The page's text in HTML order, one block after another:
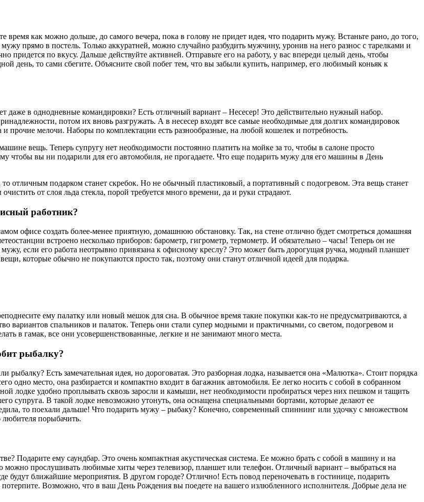
время как можно дольше, до самого вечера, пока в голову не придет идея, что подарить мужу. Встаньте рано, до того,
прямо в постель. Только аккуратней, можно случайно разбудить мужчину, уронив на него разнос с тарелками и
придется по вкусу. Дальше действуйте активней. Отправьте его на работу, у вас впереди целый день, чтобы
день, то сами сбегите. Объясните свой побег тем, что вы забыли купить, например, его любимый коньяк к
даже в однодневные командировки? Есть отличный вариант – Несесер! Это действительно нужный набор.
потом их вновь разгружать. А в несесер входят все самые необходимые для долгих командировок
и прочие мелочи. Наборы по комплектации есть разнообразные, на любой кошелек и потребность.
вещь. Теперь супругу нет необходимости постоянно платить на мойке за то, чтобы в салоне просто
чтобы вы ни подарили для его автомобиля, не прогадаете. Что еще подарить мужу для его машины в День
отличным подарком станет скребок. Но не обычный пластиковый, а портативный с подогревом. Эта вещь станет
от слоя льда стекла, порой требуется много времени, да и руки страдают.
работник?
офисе создать более-менее приятную, домашнюю обстановку. Так, на стене отлично будет смотреться домашняя
встроено несколько приборов: барометр, гигрометр, термометр. И обязательно – часы! Теперь он не
если его работа неотрывно привязана к офисному креслу? Это может быть дорогущая ручка, модный планшет
которые обычно не покупаются просто так, поэтому они станут отличной идеей для подарка.
ему палатку или новый мешок для сна. В обычное время такие покупки как-то не предусматриваются, а
вариантов спальников и палаток. Теперь они стали супер модными и практичными, со светом, подогревом и
в гамак, все они усовершенствованные, легкие и не занимают много места.
рыбалку?
рыбалку? Есть замечательная идея, но дороговатая. Это разборная лодка, называется она «Малютка». Стоит порядка
одно место, она разбирается и компактно входит в багажник автомобиля. Ее легко носить с собой в собранном
лодке удобно проплывать сквозь заросли и камыши, нет необходимости пробираться через них пешком и тащить
супруга. В такой лодке невозможно утонуть, она оснащена специальными бортами, которые делают ее
то поехали дальше! Что подарить мужу – рыбаку? Конечно, современный спиннинг или удочку с множеством
любителя порыбачить.
Подарите ему саундбар. Это очень компактная акустическая система. Ее можно брать с собой в машину и на
прослушивать любимые хиты через телевизор, планшет или телефон. Отличный вариант – выбраться на
будут ближайшие мероприятия. В другом городе? Отлично! Есть повод переночевать в гостинице, подарить
Возможно, что в ваш День Рождения вы поедете на вашего излюбленного исполнителя. Добрые дела не